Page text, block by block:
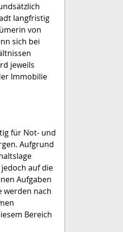
langfristig
von
sich bei
jeweils
Immobilie
für Not- und
Aufgrund
auf die
Aufgaben
werden nach
Bereich